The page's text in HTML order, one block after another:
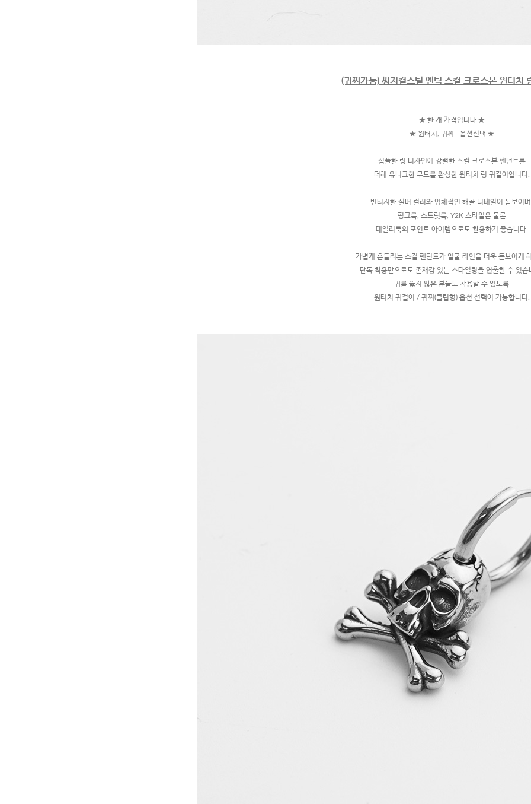
(귀찌가능) 써지컬스틸 엔틱 스컬 크로스본 원터치
★ 한 개 가격입니다 ★
★ 원터치, 귀찌 - 옵션선택 ★
심플한 링 디자인에 강렬한 스컬 크로스본 펜던트를
더해 유니크한 무드를 완성한 원터치 링 귀걸이입니다.
빈티지한 실버 컬러와 입체적인 해골 디테일이 돋보이
펑크룩, 스트릿룩, Y2K 스타일은 물론
데일리룩의 포인트 아이템으로도 활용하기 좋습니다.
가볍게 흔들리는 스컬 펜던트가 얼굴 라인을 더욱 돋보이게
단독 착용만으로도 존재감 있는 스타일링을 연출할 수 있습
귀를 뚫지 않은 분들도 착용할 수 있도록
원터치 귀걸이 / 귀찌(클립형) 옵션 선택이 가능합니다.